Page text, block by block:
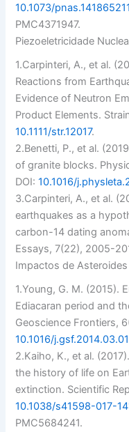
10.1073/
PMC4371947.
Piezoeletricidade
1.Carpinteri, A., et al.
Reactions from
Evidence of Neutron
Product Elements.
10.1111/str.12017.
2.Benetti, P., et al.
of granite blocks.
DOI:10.1016/
3.Carpinteri, A., et al.
earthquakes as a
carbon-14 dating
Essays, 7(22), 2005-
Impactos de
1.Young, G. M. (2015).
Ediacaran period and
Geoscience Frontiers,
10.1016/
2.Kaiho, K., et al.
the history of life on
extinction. Scientific
10.1038/s41598-017-
PMC5684241.